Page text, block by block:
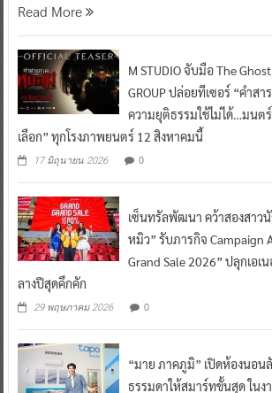
Read More
M STUDIO จับมือ The
GROUP ปล่อยทีเซอร์ “คำส
ความยุติธรรมใช้ไม่ได้…มนต
เลือก” ทุกโรงภาพยนตร์ 12 สิงหาคมนี้
17 มิถุนายน 2026 0
เซ็นทรัลพัฒนา คว้าสองสาว
หมิว” รับภารกิจ Campaign
Grand Sale 2026” ปลุกเอ
ลางปีสุดคึกคัก
29 พฤษภาคม 2026 0
“มาย ภาคภูมิ” เปิดห้องนอน
ธรรมดาให้สมาร์ทขั้นสุด ในง